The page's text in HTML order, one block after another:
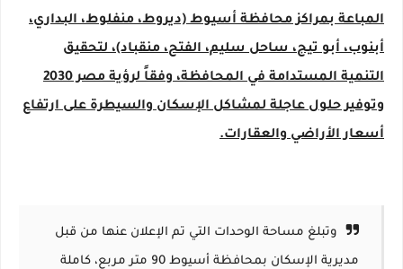
المباعة بمراكز محافظة أسيوط (ديروط، منفلوط، البداري،
أبنوب، أبو تيج، ساحل سليم، الفتح، منقباد)، لتحقيق
التنمية المستدامة في المحافظة، وفقاً لرؤية مصر 2030
وتوفير حلول عاجلة لمشاكل الإسكان والسيطرة على ارتفاع
أسعار الأراضي والعقارات.
وتبلغ مساحة الوحدات التي تم الإعلان عنها من قبل
مديرية الإسكان بمحافظة أسيوط 90 متر مربع، كاملة